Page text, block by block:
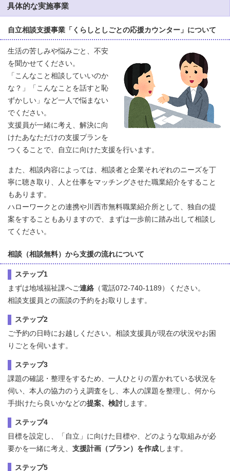
具体的な実施事業
自立相談支援事業「くらしとしごとの応援カウンター」について
生活の苦しみや悩みごと、不安
を聞かせてください。
「こんなこと相談していいのか
な？」「こんなことを話すと恥
ずかしい」など一人で悩まない
でください。
支援員が一緒に考え、解決に向
けたあなただけの支援プランを
つくることで、自立に向けた支援を行います。
また、相談内容によっては、相談者と企業それぞれのニーズを丁
寧に聴き取り、人と仕事をマッチングさせた職業紹介をすること
もあります。
ハローワークとの連携や川西市無料職業紹介所として、独自の提
案をすることもありますので、まずは一歩前に踏み出して相談し
てください。
相談（相談無料）から支援の流れについて
ステップ1
まずは地域福祉課へご連絡 （電話072-740-1189）ください。
相談支援員との面談の予約をお取りします。
ステップ2
ご予約の日時にお越しください。相談支援員が現在の状況やお困
りごとを伺います。
ステップ3
課題の確認・整理をするため、一人ひとりの置かれている状況を
伺い、本人の協力のうえ調査をし、本人の課題を整理し、何から
手掛けたら良いかなどの提案、検討 します。
ステップ4
目標を設定し、「自立」に向けた目標や、どのような取組みが必
要かを一緒に考え、 支援計画（プラン）を作成 します。
ステップ5